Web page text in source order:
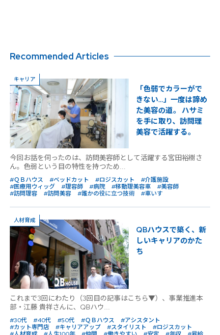
Recommended Articles
キャリア
「色弱でカラーがで
きない…」一度は諦め
た美容の道。 ハサミ
を手に取り、訪問理
美容で活躍する。
今回お話を伺ったのは、訪問美容師として活躍する宮田裕樹さ
ん。色弱という目の特性を持つため...
#ＱＢハウス #ベッドカット #ロジスカット
#介護施設
#医療用ウィッグ
#理容師 #病院 #移動理美容車
#美容師
#訪問理容
#訪問美容 #誰かの役に立つ技術 #車いす
人材育成
QBハウスで築く、新
しいキャリアのかた
ち
これまで3回にわたり（3回目の記事はこちら▼）、事業推進本
部・江藤 貴祥さんに、QBハウ...
#30代 #40代 #50代 #ＱＢハウス
#アシスタント
#カット専門店
#キャリアアップ #スタイリスト
#ロジスカット